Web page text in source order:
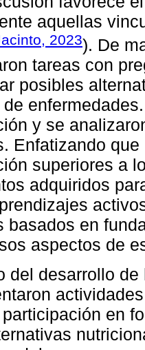
aquellas
2023). De
tareas con
posibles
y se
Enfatizando
superiores a
adquiridos
basados en
aspectos de
del desarrollo
en